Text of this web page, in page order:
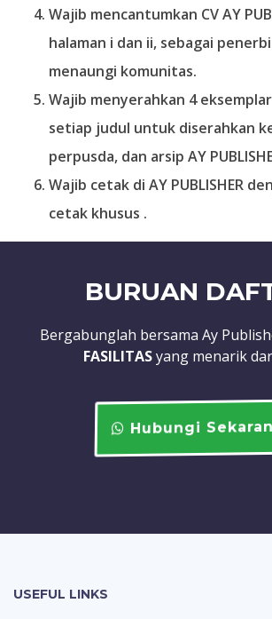
Wajib mencantumkan CV AY
halaman i dan ii, sebagai
menaungi komunitas.
Wajib menyerahkan 4
setiap judul untuk diserahkan
perpusda, dan arsip AY
Wajib cetak di AY PUBLISHER
cetak khusus .
BURUAN
Bergabunglah bersama Ay
FASILITASyang menarik
Hubungi
USEFUL LINKS